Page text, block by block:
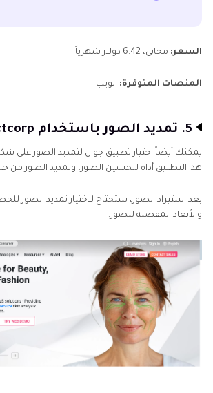
السعر: مجاني، 6.42 دولار شهرياً
المنصات المتوفرة: الويب
5. تمديد الصور باستخدام Perfectcorp
هذا التطبيق أداة لتحسين الصور، وتمديد الصور من
بعد استيراد الصور، ستحتاج لاختيار تمديد الصور
والأبعاد المفضلة للصور.